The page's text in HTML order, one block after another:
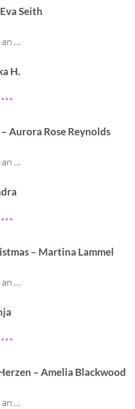
Seith
…
H.
Aurora Rose Reynolds
…
– Martina Lammel
…
– Amelia Blackwood
…